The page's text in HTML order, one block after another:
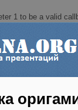
1 to be a valid